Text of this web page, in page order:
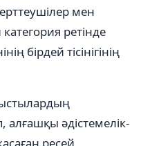
мен
ретінде
бірдей тісінігінің
әдістемелік-
ресей